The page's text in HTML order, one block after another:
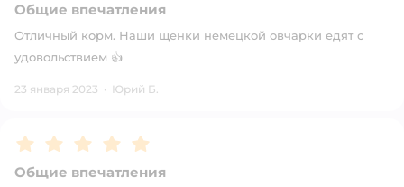
Общие впечатления
Отличный корм. Наши щенки немецкой овчарки едят с
удовольствием 👍
23 января 2023 · Юрий Б.
Рейтинг:5
Общие впечатления